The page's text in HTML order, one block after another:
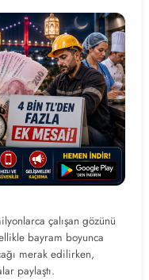
çalışan gözünü
bayram boyunca
merak edilirken,
paylaştı.